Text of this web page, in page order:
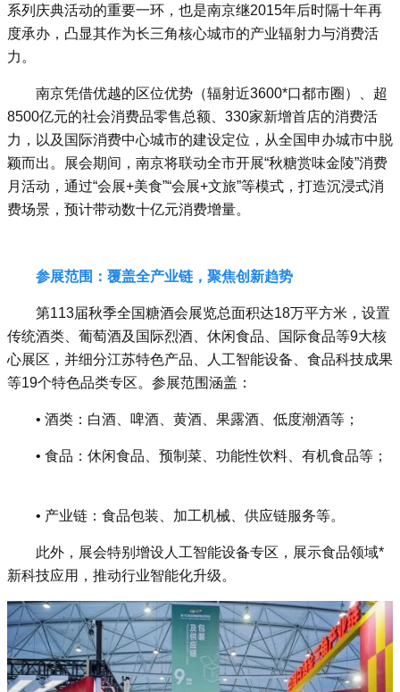
系列庆典活动的重要一环，也是南京继2015年后时隔十年再
度承办，凸显其作为长三角核心城市的产业辐射力与消费活
力。
南京凭借优越的区位优势（辐射近3600*口都市圈）、超
8500亿元的社会消费品零售总额、330家新增首店的消费活
力，以及国际消费中心城市的建设定位，从全国申办城市中脱
颖而出。展会期间，南京将联动全市开展“秋糖赏味金陵”消费
月活动，通过“会展+美食”“会展+文旅”等模式，打造沉浸式消
费场景，预计带动数十亿元消费增量。
参展范围：覆盖全产业链，聚焦创新趋势
第113届秋季全国糖酒会展览总面积达18万平方米，设置
传统酒类、葡萄酒及国际烈酒、休闲食品、国际食品等9大核
心展区，并细分江苏特色产品、人工智能设备、食品科技成果
等19个特色品类专区。参展范围涵盖：
• 酒类：白酒、啤酒、黄酒、果露酒、低度潮酒等；
• 食品：休闲食品、预制菜、功能性饮料、有机食品等；
• 产业链：食品包装、加工机械、供应链服务等。
此外，展会特别增设人工智能设备专区，展示食品领域*
新科技应用，推动行业智能化升级。